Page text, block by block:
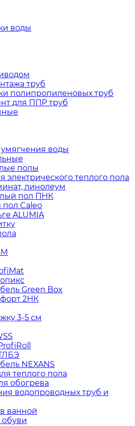
воды
труб
полипропиленовых труб
для ППР труб
воды
полы
теплого пола
линолеум
пол ПНК
Caleo
ALUMIA
Green Box
2НК
3-5 см
NEXANS
теплого пола
обогрева
водопроводных труб и
ванной